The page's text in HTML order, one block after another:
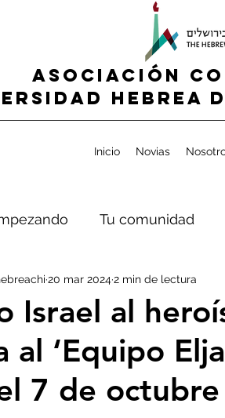
ASOCIACIÓN
Inicio Novias
Tu comunidad
Israel al
al ‘Equipo
7 de octubre
20 mar 20242 min de lectura